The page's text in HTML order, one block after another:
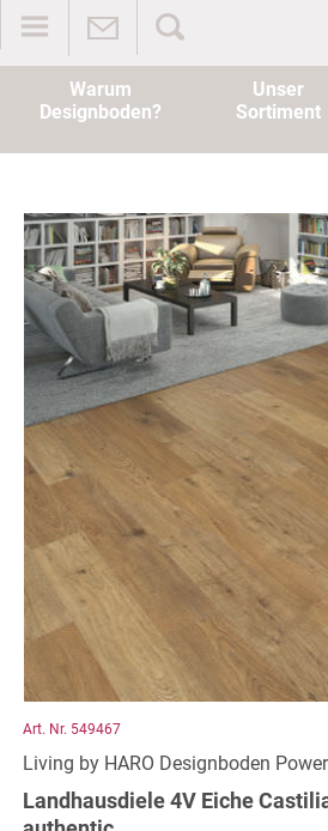
Warum
Designboden?
Unser
Sortiment
Art. Nr. 549467
Living by HARO Designboden
Landhausdiele 4V Eiche